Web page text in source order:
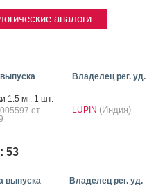
аналоги
Владелец рег. уд.
1.5 мг: 1 шт.
от
LUPIN (Индия)
53
выпуска Владелец рег. уд.